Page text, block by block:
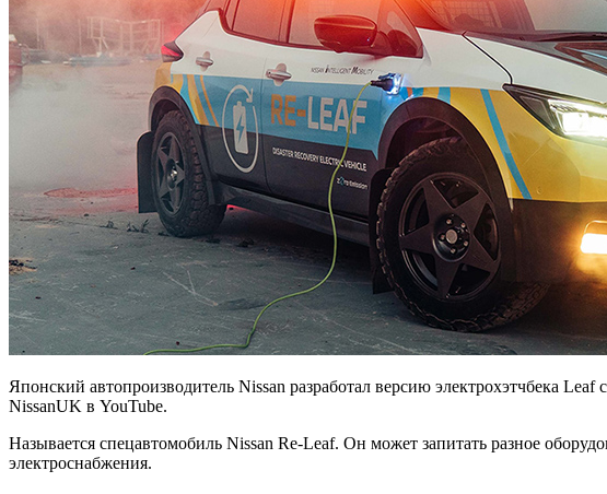
Японский автопроизводитель Nissan разработал версию электрохэтчбека
NissanUK в YouTube.
Называется спецавтомобиль Nissan Re-Leaf. Он может запитать разное
электроснабжения.